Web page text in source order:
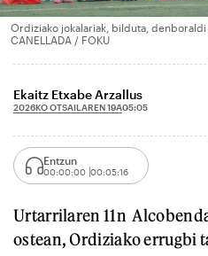
Ordiziako jokalariak, bilduta,
CANELLADA / FOKU
Ekaitz Etxabe Arzallus
2026KO OTSAILAREN 19A05:05
Entzun
00:00:00 00:05:16
Urtarrilaren 11n
ostean, Ordiziako errugbi